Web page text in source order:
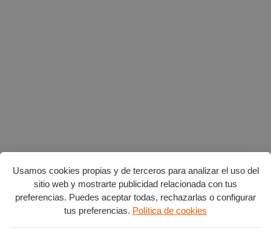
Usamos cookies propias y de terceros para analizar el uso del
sitio web y mostrarte publicidad relacionada con tus
preferencias. Puedes aceptar todas, rechazarlas o configurar
tus preferencias. Política de cookies
Planes en agostopor Burgos